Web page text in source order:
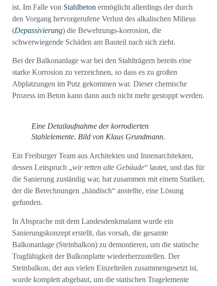
ist. Im Falle von Stahlbeton ermöglicht allerdings der durch
den Vorgang hervorgerufene Verlust des alkalischen Milieus
(Depassivierung) die Bewehrungs-korrosion, die
schwerwiegende Schäden am Bauteil nach sich zieht.
Bei der Balkonanlage war bei den Stahlträgern bereits eine
starke Korrosion zu verzeichnen, so dass es zu großen
Abplatzungen im Putz gekommen war. Dieser chemische
Prozess im Beton kann dann auch nicht mehr gestoppt werden.
Eine Detailaufnahme der korrodierten
Stahlelemente. Bild von Klaus Grundmann.
Ein Freiburger Team aus Architekten und Innenarchitekten,
dessen Leitspruch „wir retten alte Gebäude“ lautet, und das für
die Sanierung zuständig war, hat zusammen mit einem Statiker,
der die Berechnungen „händisch“ anstellte, eine Lösung
gefunden.
In Absprache mit dem Landesdenkmalamt wurde ein
Sanierungskonzept erstellt, das vorsah, die gesamte
Balkonanlage (Steinbalkon) zu demontieren, um die statische
Tragfähigkeit der Balkonplatte wiederherzustellen. Der
Steinbalkon, der aus vielen Einzelteilen zusammengesetzt ist,
wurde komplett abgebaut, um die statischen Tragelemente